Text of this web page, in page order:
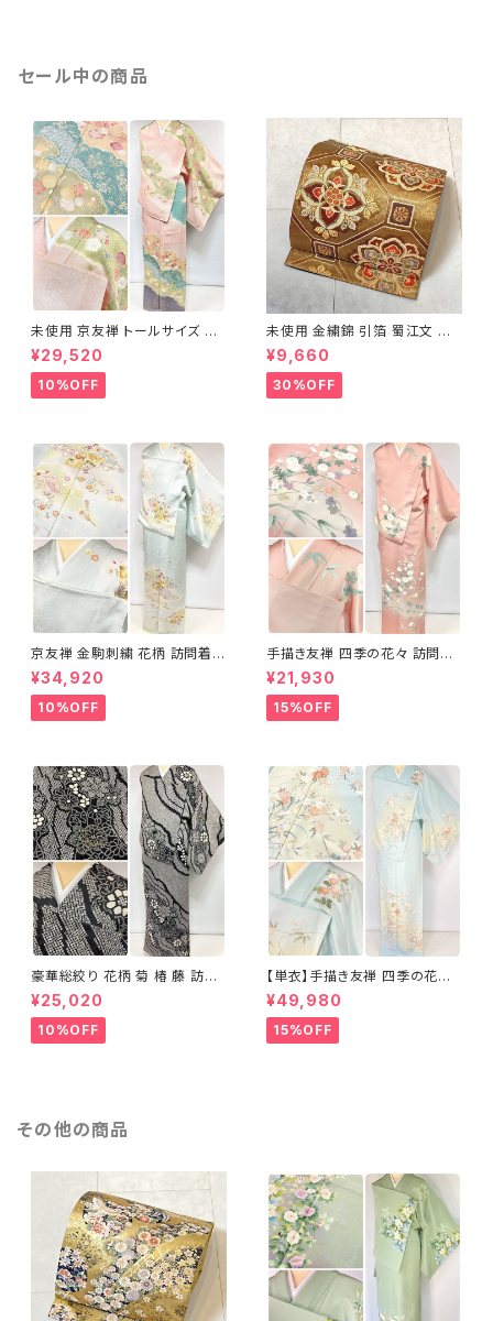
セール中の商品
未使用 京友禅 トールサイズ 染
め分け 金彩 訪問着 袷 正絹 ピ
ンク 黄緑 紫 黄色 1438
¥29,520
10%OFF
未使用 金繍錦 引箔 蜀江文 唐
織 華紋 袋帯 正絹 金糸 ゴール
ド 赤 紫 710
¥9,660
30%OFF
京友禅 金駒刺繍 花柄 訪問着
正絹 水色 黄緑 パステルカラー
アイスグリーン 1433
¥34,920
10%OFF
手描き友禅 四季の花々 訪問着
袷 正絹 サーモンピンク クリー
ム 白 桃花色 1434
¥21,930
15%OFF
豪華総絞り 花柄 菊 椿 藤 訪問
着 鹿の子絞り ラメ 正絹 黒 白
グレー 1435
¥25,020
10%OFF
【単衣】手描き友禅 四季の花々
正絹 訪問着 水色 黄緑 白 パス
テルカラー 1431
¥49,980
15%OFF
その他の商品